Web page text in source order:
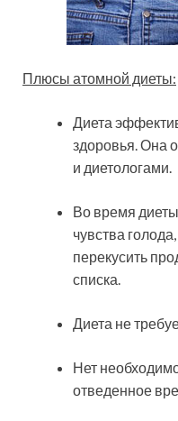
Плюсы атомной диеты:
Диета
здоровья. Она
и диетологами.
Во время
чувства
перекусить
списка.
Диета не
Нет
отведенное